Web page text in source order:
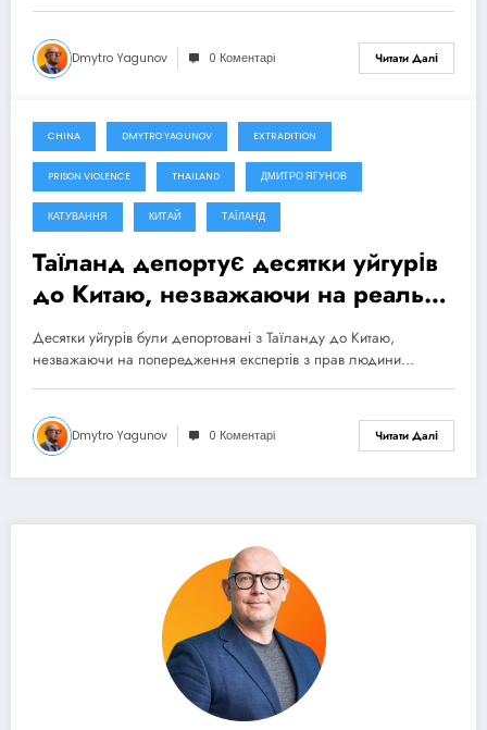
Dmytro Yagunov 0 Коментарі Читати Далі
29 Березня, 2025
CHINA DMYTRO YAGUNOV EXTRADITION
PRISON VIOLENCE THAILAND ДМИТРО ЯГУНОВ
КАТУВАННЯ КИТАЙ ТАЇЛАНД
Таїланд депортує десятки уйгурів
до Китаю, незважаючи на реальні
ризики катувань
Десятки уйгурів були депортовані з Таїланду до Китаю,
незважаючи на попередження експертів з прав людини…
Dmytro Yagunov 0 Коментарі Читати Далі